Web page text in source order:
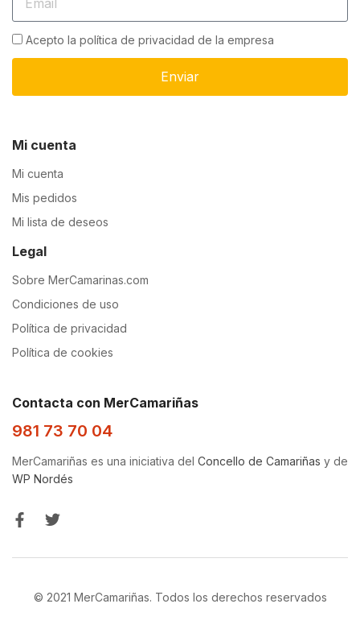
Acepto la política de privacidad de la empresa
Enviar
Mi cuenta
Mi cuenta
Mis pedidos
Mi lista de deseos
Legal
Sobre MerCamarinas.com
Condiciones de uso
Política de privacidad
Política de cookies
Contacta con MerCamariñas
981 73 70 04
MerCamariñas es una iniciativa del Concello de Camariñas y de
WP Nordés
© 2021 MerCamariñas. Todos los derechos reservados